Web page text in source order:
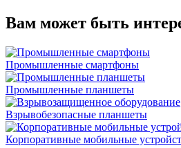
Вам может быть
Промышленные смартфоны
Промышленные планшеты
Взрывобезопасные планшеты
Корпоративные мобильные